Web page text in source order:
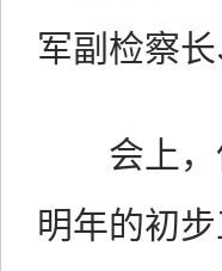
军副检察
会上，仲
明年的初